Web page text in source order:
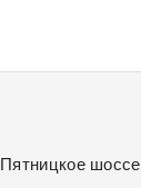
шоссе